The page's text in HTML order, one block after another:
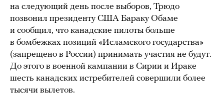
на следующий день после выборов, Трюдо
позвонил президенту США Бараку Обаме
и сообщил, что канадские пилоты больше
в бомбежках позиций «Исламского государства»
(запрещено в России) принимать участия не будут.
До этого в военной кампании в Сирии и Ираке
шесть канадских истребителей совершили более
тысячи вылетов.